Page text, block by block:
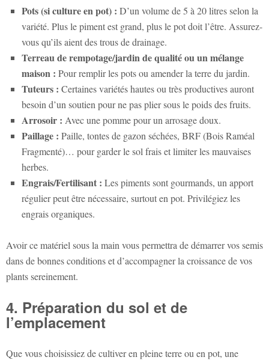
Pots (si culture en pot) : D’un volume de 5 à 20 litres selon la
variété. Plus le piment est grand, plus le pot doit l’être. Assurez-
vous qu’ils aient des trous de drainage.
Terreau de rempotage/jardin de qualité ou un mélange
maison : Pour remplir les pots ou amender la terre du jardin.
Tuteurs : Certaines variétés hautes ou très productives auront
besoin d’un soutien pour ne pas plier sous le poids des fruits.
Arrosoir : Avec une pomme pour un arrosage doux.
Paillage : Paille, tontes de gazon séchées, BRF (Bois Raméal
Fragmenté)… pour garder le sol frais et limiter les mauvaises
herbes.
Engrais/Fertilisant : Les piments sont gourmands, un apport
régulier peut être nécessaire, surtout en pot. Privilégiez les
engrais organiques.
Avoir ce matériel sous la main vous permettra de démarrer vos semis
dans de bonnes conditions et d’accompagner la croissance de vos
plants sereinement.
4. Préparation du sol et de
l’emplacement
Que vous choisissiez de cultiver en pleine terre ou en pot, une